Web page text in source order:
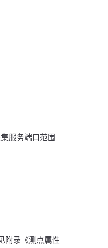
服务端口范围
附录《测点属性